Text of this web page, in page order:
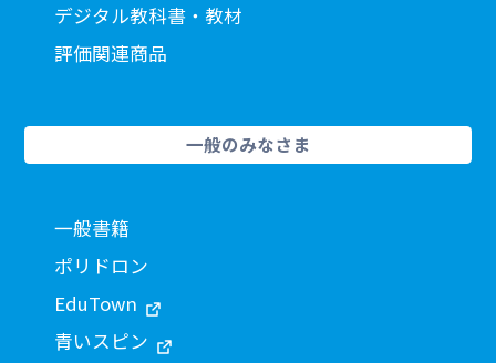
デジタル教科書・教材
評価関連商品
一般のみなさま
一般書籍
ポリドロン
EduTown
青いスピン